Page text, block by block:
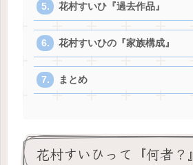
花村すいひ『過去作品』
花村すいひの『家族構成』
まとめ
花村すいひって『何者？』